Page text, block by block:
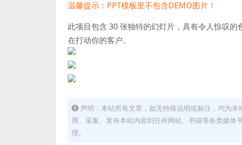
温馨提示：PPT模板里不包含DEMO图片！
此项目包含 30 张独特的幻灯片，具有令人惊叹
在打动你的客户。
声明：本站所有文章，如无特殊说明或标注，均为
用、采集、发布本站内容到任何网站、书籍等各类媒
理。